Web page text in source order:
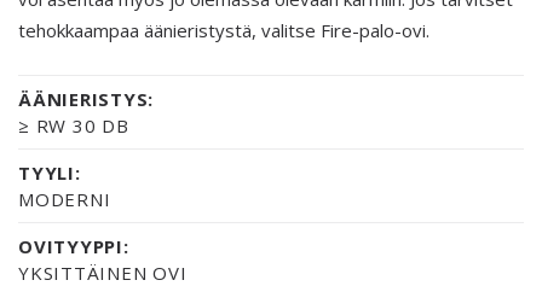
tehokkaampaa äänieristystä, valitse Fire-palo-ovi.
ÄÄNIERISTYS:
≥ RW 30 DB
TYYLI:
MODERNI
OVITYYPPI:
YKSITTÄINEN OVI